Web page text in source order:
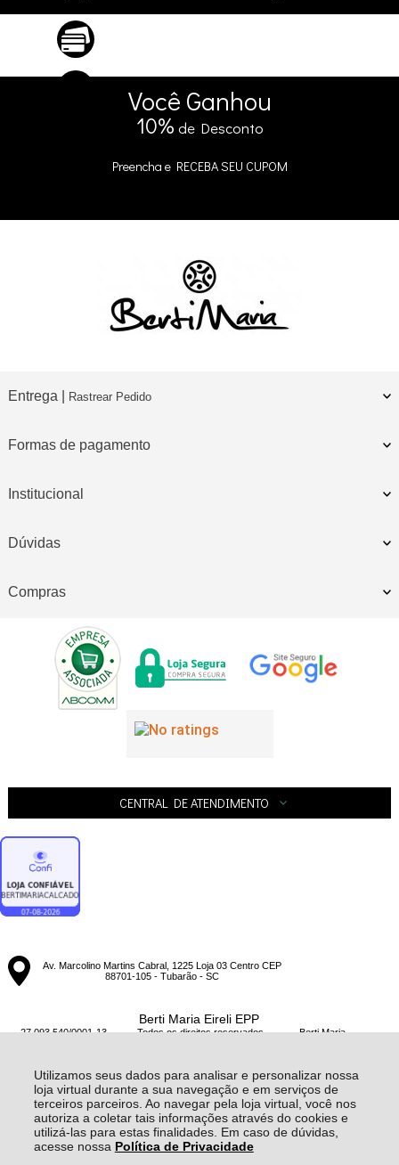
Utilizamos seus dados para analisar e personalizar nossa
loja virtual durante a sua navegação e em serviços de
terceiros parceiros. Ao navegar pela loja virtual, você nos
autoriza a coletar tais informações através do cookies e
utilizá-las para estas finalidades. Em caso de dúvidas,
acesse nossa Política de Privacidade
5% DE DESCONTO no Pix e Boleto
Você Ganhou
10% de Desconto
Preencha e RECEBA SEU CUPOM
Entrega | Rastrear Pedido
Formas de pagamento
Institucional
Dúvidas
Compras
CENTRAL DE ATENDIMENTO
Av. Marcolino Martins Cabral, 1225 Loja 03 Centro CEP
88701-105 - Tubarão - SC
Berti Maria Eireli EPP
27.093.540/0001-13 - Todos os direitos reservados-Berti Maria-